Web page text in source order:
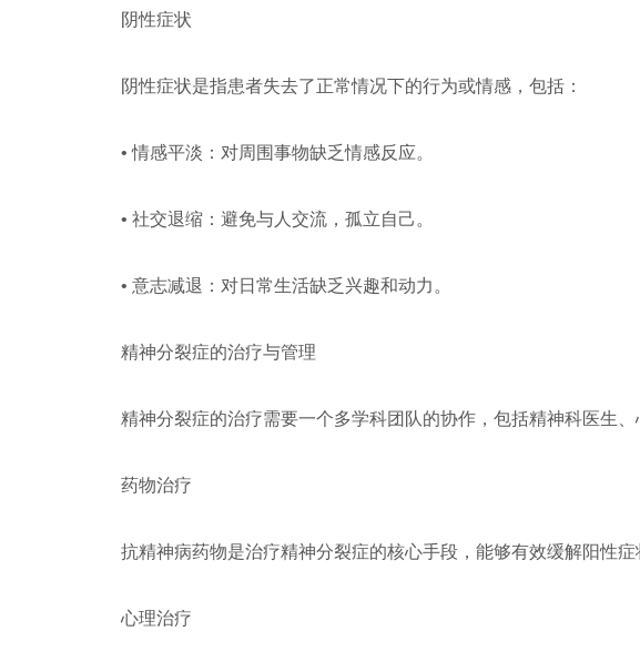
阴性症状
阴性症状是指患者失去了正常情况下的行为或情感，包括：
• 情感平淡：对周围事物缺乏情感反应。
• 社交退缩：避免与人交流，孤立自己。
• 意志减退：对日常生活缺乏兴趣和动力。
精神分裂症的治疗与管理
精神分裂症的治疗需要一个多学科团队的协作，包括精神科医生
药物治疗
抗精神病药物是治疗精神分裂症的核心手段，能够有效缓解阳性
心理治疗